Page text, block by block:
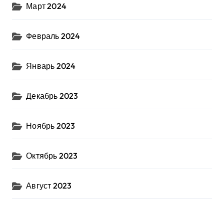
Март 2024
Февраль 2024
Январь 2024
Декабрь 2023
Ноябрь 2023
Октябрь 2023
Август 2023